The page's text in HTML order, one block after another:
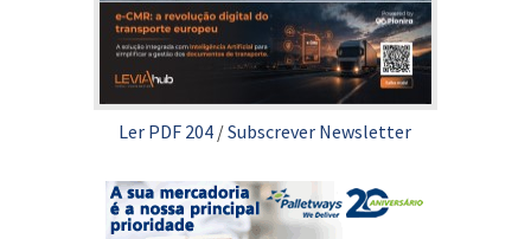
Ler PDF 204 /Subscrever Newsletter